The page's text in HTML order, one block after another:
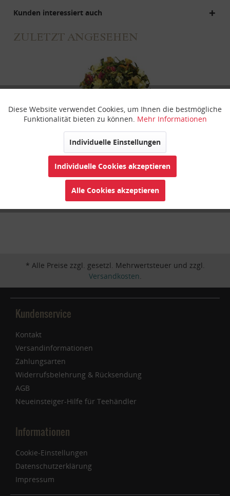
Kunden interessiert auch
ZULETZT ANGESEHEN
Bambus Fresh Panda
* Alle Preise zzgl. gesetzl. Mehrwertsteuer und zzgl.
Versandkosten.
Kundenservice
Kontakt
Versandinformationen
Zahlungsarten
Widerrufsbelehrung & Rücksendung
AGB
Neueinsteiger-Hilfe für Teehändler
Informationen
Cookie-Einstellungen
Datenschutzerklärung
Impressum
Funktionale Aktiv
Inaktiv
Inaktiv
Personalisierung Inaktiv
Diese Website verwendet Cookies, um Ihnen die bestmögliche
Funktionalität bieten zu können. Mehr Informationen
Individuelle Einstellungen
Individuelle Cookies akzeptieren
Alle Cookies akzeptieren